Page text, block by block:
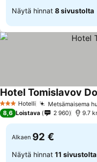
Näytä hinnat 8 sivustolta
3 Tähtiluokitus
Hotelli Metsämaisema
Hotel Tomislavov
8,6 Loistava 2 960 9.7
Alkaen 92 €
Näytä hinnat 11 sivustolta